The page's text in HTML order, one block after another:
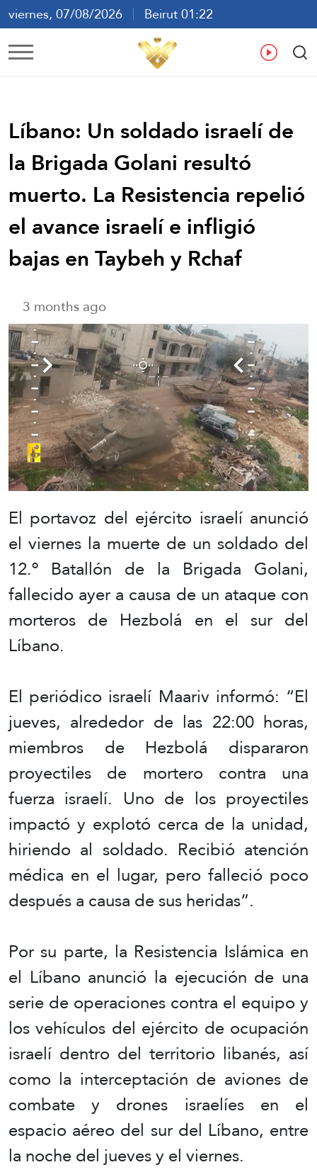
viernes, 07/08/2026
Beirut 01:22
ع En
Líbano: Un soldado israelí de
la Brigada Golani resultó
muerto. La Resistencia repelió
el avance israelí e infligió
bajas en Taybeh y Rchaf
3 months ago
El portavoz del ejército israelí anunció
el viernes la muerte de un soldado del
12.º Batallón de la Brigada Golani,
fallecido ayer a causa de un ataque con
morteros de Hezbolá en el sur del
Líbano.
El periódico israelí Maariv informó: “El
jueves, alrededor de las 22:00 horas,
miembros de Hezbolá dispararon
proyectiles de mortero contra una
fuerza israelí. Uno de los proyectiles
impactó y explotó cerca de la unidad,
hiriendo al soldado. Recibió atención
médica en el lugar, pero falleció poco
después a causa de sus heridas”.
Por su parte, la Resistencia Islámica en
el Líbano anunció la ejecución de una
serie de operaciones contra el equipo y
los vehículos del ejército de ocupación
israelí dentro del territorio libanés, así
como la interceptación de aviones de
combate y drones israelíes en el
espacio aéreo del sur del Líbano, entre
la noche del jueves y el viernes.